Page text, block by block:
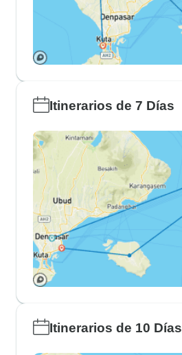
Itinerarios de 7 Días
Itinerarios de 10 Días